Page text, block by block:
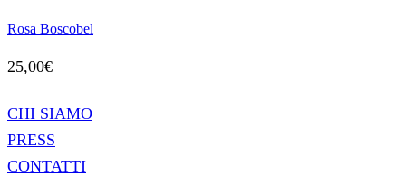
Rosa Boscobel
25,00€
CHI SIAMO
PRESS
CONTATTI